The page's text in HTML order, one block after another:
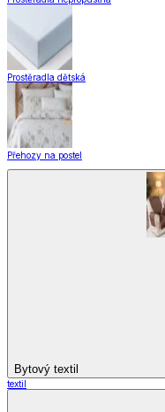
Prostěradla dětská
Přehozy na postel
Bytový textil
textil